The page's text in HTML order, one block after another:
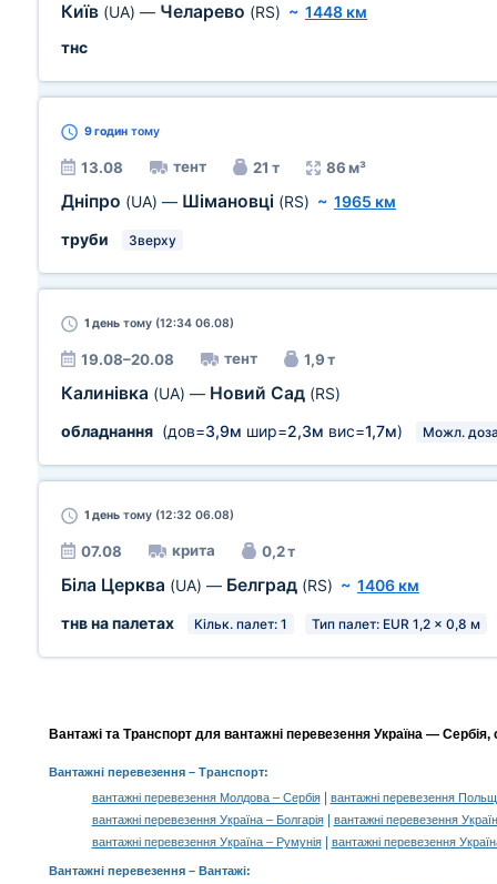
Київ (UA) — Челарево (RS) ~ 1448 км
тнс
9 годин тому
13.08 тент 21 т 86 м³
Дніпро (UA) — Шімановці (RS) ~ 1965 км
труби
Зверху
1 день тому (12:34 06.08)
19.08–20.08 тент 1,9 т
Калинівка (UA) — Новий Сад (RS)
обладнання (дов=3,9м шир=2,3м вис=1,7м) Можл.
1 день тому (12:32 06.08)
07.08 крита 0,2 т
Біла Церква (UA) — Белград (RS) ~ 1406 км
тнв на палетах
Кільк. палет: 1 Тип палет: EUR 1,2 x 0,8 м
Вантажі та Транспорт для вантажні перевезення Україна — Сербія,
Вантажні перевезення– Транспорт:
вантажні перевезення Молдова – Сербія|
вантажні перевезення
вантажні перевезення Україна – Болгарія|
вантажні перевезення
вантажні перевезення Україна – Румунія| вантажні перевезення
Вантажні перевезення – Вантажі: